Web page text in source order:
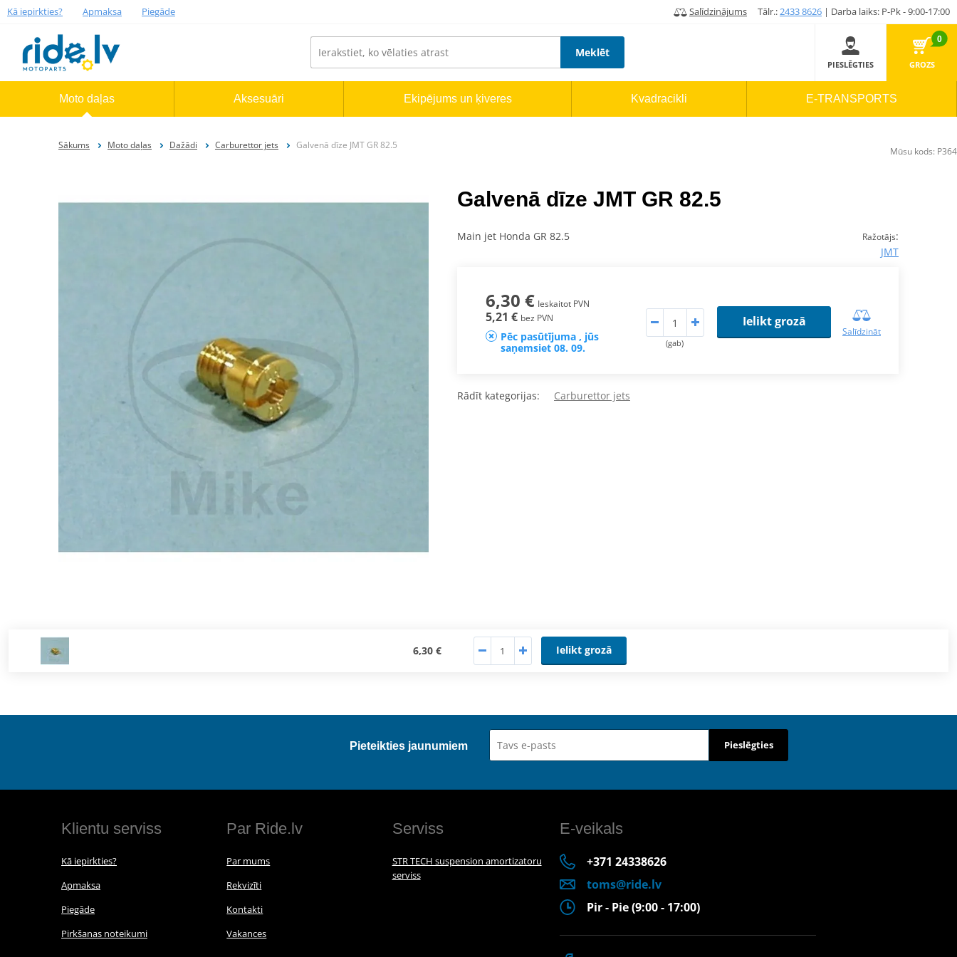
Kā iepirkties? Apmaksa Piegāde Salīdzinājums Tālr.:2433 8626 | Darba laiks: P-Pk - 9:00-17:00
Meklēt
PIESLĒGTIES
0
GROZS
Moto daļas Aksesuāri Ekipējums un ķiveres Kvadracikli E-TRANSPORTS
Sākums Moto daļas Dažādi Carburettor jets Galvenā dīze JMT GR 82.5
Galvenā dīze JMT GR 82.5
Ražotājs:
JMT
Main jet Honda GR 82.5
6,30 € Ieskaitot PVN
5,21 € bez PVN
Pēc pasūtījuma , jūs
saņemsiet 08. 09.
(gab)
Ielikt grozā
Salīdzināt
Rādīt kategorijas: Carburettor jets
6,30 € Ielikt grozā
Mūsu kods: P364
Pieteikties jaunumiem Pieslēgties
Klientu serviss
Kā iepirkties?
Apmaksa
Piegāde
Pirkšanas noteikumi
Par Ride.lv
Par mums
Rekvizīti
Kontakti
Vakances
Serviss
STR TECH suspension amortizatoru
serviss
E-veikals
+371 24338626
toms@ride.lv
Pir - Pie (9:00 - 17:00)